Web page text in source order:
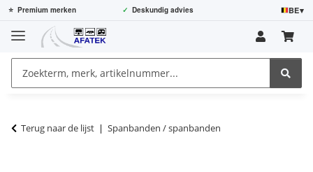
⭐ Premium merken ✓ Deskundig advies BE▾
Terug naar de lijst Spanbanden / spanbanden